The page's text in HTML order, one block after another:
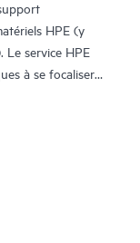
HPE (y
Le service HPE
à se focaliser
de travail,